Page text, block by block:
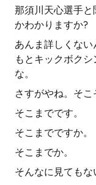
那須川天心選手
かわかりますか?
あんま詳しくな
もとキックボク
な。
さすがやね。そこ
そこまでです。
そこまでですか。
そこまでか。
そんなに見てもな